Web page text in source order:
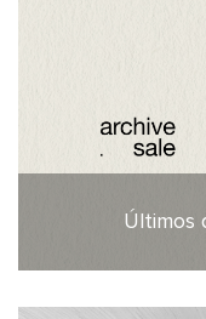
Últimos